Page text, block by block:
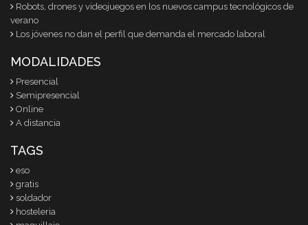
Robots, drones y videojuegos en los nuevos campus tecnológicos de
verano
Los jóvenes no dan el perfil que demanda el mercado laboral
MODALIDADES
Presencial
Semipresencial
Online
A distancia
TAGS
eso
gratis
soldador
hosteleria